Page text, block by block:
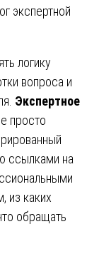
экспертной
логику
вопроса и
Экспертное
просто
ссылками на
из каких
обращать